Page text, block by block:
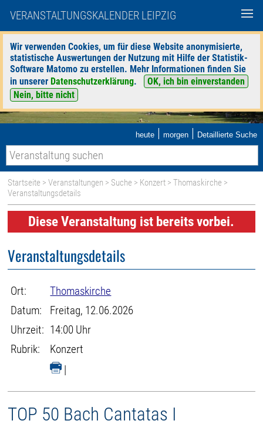
VERANSTALTUNGSKALENDER LEIPZIG
Wir verwenden Cookies, um für diese Website anonymisierte,
statistische Auswertungen der Nutzung mit Hilfe der Statistik-
Software Matomo zu erstellen. Mehr Informationen finden Sie
in unserer Datenschutzerklärung.
OK, ich bin einverstanden
Nein, bitte nicht
heute | morgen | Detaillierte Suche
Startseite >Veranstaltungen > Suche > Konzert >Thomaskirche >
Veranstaltungsdetails
Diese Veranstaltung ist bereits vorbei.
Veranstaltungsdetails
Ort:
Thomaskirche
Datum:
Freitag, 12.06.2026
Uhrzeit: 14:00 Uhr
Rubrik:
Konzert
|
TOP 50 Bach Cantatas I